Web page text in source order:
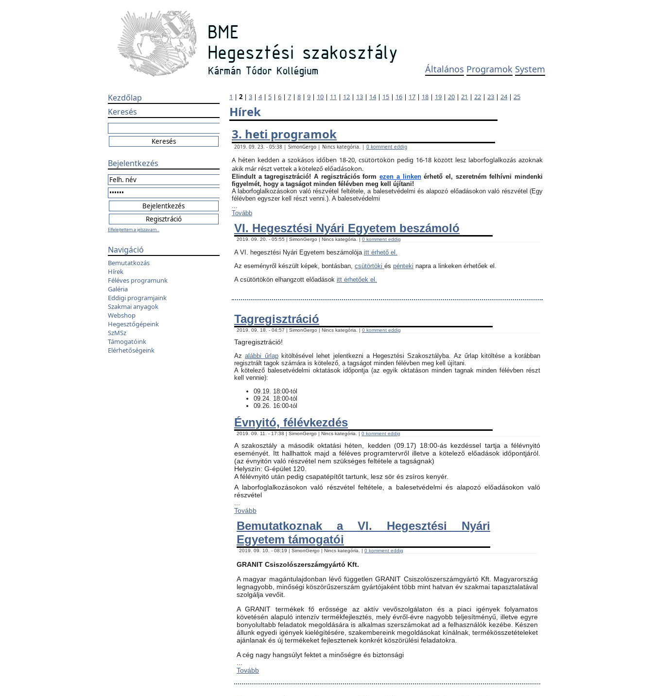
Általános Programok System
Kezdőlap
Keresés
Bejelentkezés
Elfelejtettem a jelszavam...
Navigáció
Bemutatkozás
Hírek
Féléves programunk
Galéria
Eddigi programjaink
Szakmai anyagok
Webshop
Hegesztőgépeink
SzMSz
Támogatóink
Elérhetőségeink
1 | 2 | 3 | 4| 5 | 6 | 7 | 8 | 9 | 10 | 11 | 12 | 13 | 14| 15 | 16 | 17 | 18 | 19 | 20 | 21 | 22 | 23 | 24| 25
Hírek
3. heti programok
2019. 09. 23. - 05:38 | SimonGergo | Nincs kategória. | 0 komment eddig
A héten kedden a szokásos időben 18-20, csütörtökön pedig 16-18 között lesz laborfoglalkozás azoknak
akik már részt vettek a kötelező előadásokon.
Elindult a tagregisztráció! A regisztrációs formezen a linkenérhető el, szeretném felhívni mindenki
figyelmét, hogy a tagságot minden félévben meg kell újítani!
A laborfoglalkozásokon való részvétel feltétele, a balesetvédelmi és alapozó előadásokon való részvétel (Egy
félévben egyszer kell részt venni.). A balesetvédelmi
...
Tovább
VI. Hegesztési Nyári Egyetem beszámoló
2019. 09. 20. - 05:55 | SimonGergo | Nincs kategória. | 0 komment eddig
A VI. hegesztési Nyári Egyetem beszámolója itt érhető el.
Az eseményről készült képek, bontásban, csütörtöki és pénteki napra a linkeken érhetőek el.
A csütörtökön elhangzott előadások itt érhetőek el.
Tagregisztráció
2019. 09. 18. - 04:57 | SimonGergo | Nincs kategória. | 0 komment eddig
Tagregisztráció!
Azalábbi űrlapkitöltésével lehet jelentkezni a Hegesztési Szakosztályba. Az űrlap kitöltése a korábban
regisztrált tagok számára is kötelező, a tagságot minden félévben meg kell újítani.
​A kötelező balesetvédelmi oktatások időpontja (az egyik oktatáson minden tagnak minden félévben részt
kell vennie):
09.19. 18:00-tól
09.24. 18:00-tól
09.26. 16:00-tól
Évnyitó, félévkezdés
2019. 09. 11. - 17:38 | SimonGergo | Nincs kategória. | 0 komment eddig
A szakosztály a második oktatási héten, kedden (09.17) 18:00-ás kezdéssel tartja a félévnyitó
eseményét. Itt hallhattok majd a féléves programtervről illetve a kötelező előadások időpontjáról.
(az évnyitón való részvétel nem szükséges feltétele a tagságnak)
Helyszín: G-épület 120.
A félévnyitó után pedig csapatépítőt tartunk, lesz sör és zsíros kenyér.
A laborfoglalkozásokon való részvétel feltétele, a balesetvédelmi és alapozó előadásokon való
részvétel
Tovább
Bemutatkoznak a VI. Hegesztési Nyári
Egyetem támogatói
2019. 09. 10. - 08:19 | SimonGergo | Nincs kategória. | 0 komment eddig
GRANIT Csiszolószerszámgyártó Kft.
A magyar magántulajdonban lévő független GRANIT Csiszolószerszámgyártó Kft. Magyarország
legnagyobb, minőségi köszörűszerszám gyártójaként több mint hatvan év szakmai tapasztalatával
szolgálja vevőit.
A GRANIT termékek fő erőssége az aktív vevőszolgálaton és a piaci igények folyamatos
követésén alapuló intenzív termékfejlesztés, mely évről-évre nagyobb teljesítményű, illetve egyre
bonyolultabb feladatok megoldására is alkalmas szerszámokat ad a felhasználók kezébe. Készen
állunk egyedi igények kielégítésére, szakembereink megoldásokat kínálnak, termékösszetételeket
ajánlanak és új termékeket fejlesztenek konkrét köszörülési feladatokra.
A cég nagy hangsúlyt fektet a minőségre és biztonsági
Tovább